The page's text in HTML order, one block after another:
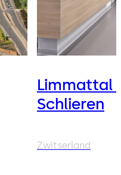
Limmattal
Schlieren
Zwitserland